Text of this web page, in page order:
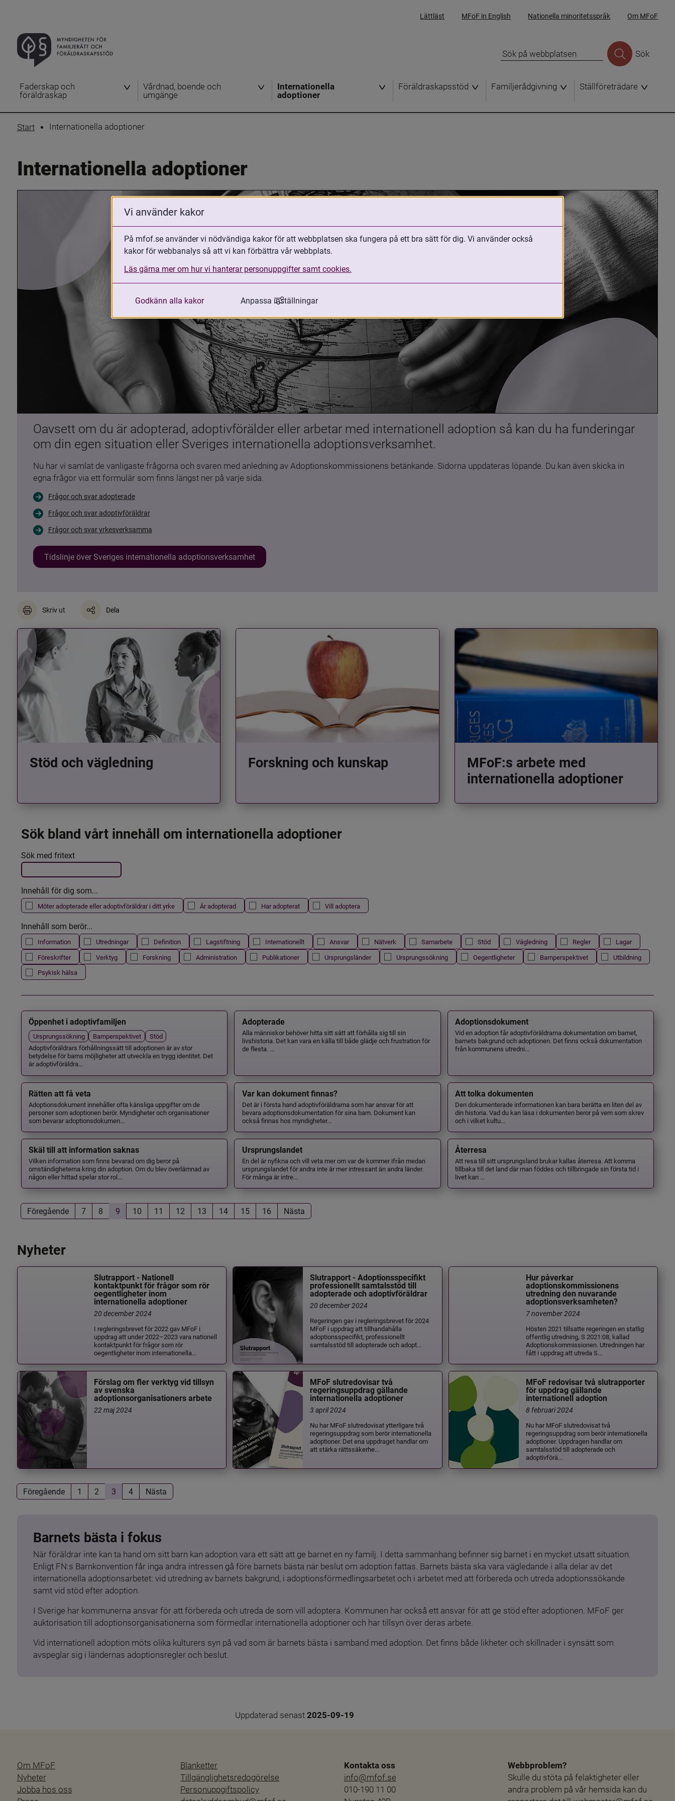
Lättläst MFoF in English Nationella minoritetsspråk Om MFoF
Sök
Faderskap och
föräldraskap
Vårdnad, boende och
umgänge
Internationella
adoptioner
Föräldraskapsstöd Familjerådgivning Ställföreträdare
Start Internationella adoptioner
Internationella adoptioner
Oavsett om du är adopterad, adoptivförälder eller arbetar med internationell adoption så kan du ha funderingar
om din egen situation eller Sveriges internationella adoptionsverksamhet.
Nu har vi samlat de vanligaste frågorna och svaren med anledning av Adoptionskommissionens betänkande. Sidorna uppdateras löpande. Du kan även skicka in
egna frågor via ett formulär som finns längst ner på varje sida.
Frågor och svar adopterade
Frågor och svar adoptivföräldrar
Frågor och svar yrkesverksamma
Tidslinje över Sveriges internationella adoptionsverksamhet
Skriv ut Dela
Stöd och vägledning Forskning och kunskap
MFoF:s arbete med
internationella adoptioner
Sök bland vårt innehåll om internationella adoptioner
Filtrera resultatet
Det här formuläret postas automatiskt
Sök med fritext
Innehåll för dig som...
Möter adopterade eller adoptivföräldrar i ditt yrke Är adopterad Har adopterat Vill adoptera
Innehåll som berör...
Information Utredningar Definition Lagstiftning Internationellt Ansvar Nätverk Samarbete Stöd Vägledning Regler
Lagar
Föreskrifter
Verktyg Forskning Administration Publikationer Ursprungsländer Ursprungssökning Oegentligheter Barnperspektivet
Utbildning
Psykisk hälsa
Öppenhet i adoptivfamiljen
Ursprungssökning Barnperspektivet
Stöd
Adoptivföräldrars förhållningssätt till adoptionen är av stor
betydelse för barns möjligheter att utveckla en trygg identitet. Det
är adoptivföräldra...
Adopterade
Alla människor behöver hitta sitt sätt att förhålla sig till sin
livshistoria. Det kan vara en källa till både glädje och frustration för
de flesta. ...
Adoptionsdokument
Vid en adoption får adoptivföräldrarna dokumentation om barnet,
barnets bakgrund och adoptionen. Det finns också dokumentation
från kommunens utredni...
Rätten att få veta
Adoptionsdokument innehåller ofta känsliga uppgifter om de
personer som adoptionen berör. Myndigheter och organisationer
som bevarar adoptionsdokumen...
Var kan dokument finnas?
Det är i första hand adoptivföräldrarna som har ansvar för att
bevara adoptionsdokumentation för sina barn. Dokument kan
också finnas hos myndigheter...
Att tolka dokumenten
Den dokumenterade informationen kan bara berätta en liten del av
din historia. Vad du kan läsa i dokumenten beror på vem som skrev
och i vilket kultu...
Skäl till att information saknas
Vilken information som finns bevarad om dig beror på
omständigheterna kring din adoption. Om du blev överlämnad av
någon eller hittad spelar stor rol...
Ursprungslandet
En del är nyfikna och vill veta mer om var de kommer ifrån medan
ursprungslandet för andra inte är mer intressant än andra länder.
För många är intre...
Återresa
Att resa till sitt ursprungsland brukar kallas återresa. Att komma
tillbaka till det land där man föddes och tillbringade sin första tid i
livet kan ...
Föregående 7 8 9 10 11 12 13 14 15 16 Nästa
Nyheter
Slutrapport - Nationell
kontaktpunkt för frågor som rör
oegentligheter inom
internationella adoptioner
20 december 2024
I regleringsbrevet för 2022 gav MFoF i
uppdrag att under 2022–2023 vara nationell
kontaktpunkt för frågor som rör
oegentligheter inom internationella...
Slutrapport - Adoptionsspecifikt
professionellt samtalsstöd till
adopterade och adoptivföräldrar
20 december 2024
Regeringen gav i regleringsbrevet för 2024
MFoF i uppdrag att tillhandahålla
adoptionsspecifikt, professionellt
samtalsstöd till adopterade och adopt...
Hur påverkar
adoptionskommissionens
utredning den nuvarande
adoptionsverksamheten?
7 november 2024
Hösten 2021 tillsatte regeringen en statlig
offentlig utredning, S 2021:08, kallad
Adoptionskommissionen. Utredningen har
fått i uppdrag att utreda S...
Förslag om fler verktyg vid tillsyn
av svenska
adoptionsorganisationers arbete
22 maj 2024
MFoF slutredovisar två
regeringsuppdrag gällande
internationella adoptioner
3 april 2024
Nu har MFoF slutredovisat ytterligare två
regeringsuppdrag som berör internationella
adoptioner. Det ena uppdraget handlar om
att stärka rättssäkerhe...
MFoF redovisar två slutrapporter
för uppdrag gällande
internationell adoption
8 februari 2024
Nu har MFoF slutredovisat två
regeringsuppdrag som berör internationella
adoptioner. Uppdragen handlar om
samtalsstöd till adopterade och
adoptivförä...
Föregående 1 2 3 4 Nästa
Barnets bästa i fokus
När föräldrar inte kan ta hand om sitt barn kan adoption vara ett sätt att ge barnet en ny familj. I detta sammanhang befinner sig barnet i en mycket utsatt situation.
Enligt FN:s Barnkonvention får inga andra intressen gå före barnets bästa när beslut om adoption fattas. Barnets bästa ska vara vägledande i alla delar av det
internationella adoptionsarbetet: vid utredning av barnets bakgrund, i adoptionsförmedlingsarbetet och i arbetet med att förbereda och utreda adoptionssökande
samt vid stöd efter adoption.
I Sverige har kommunerna ansvar för att förbereda och utreda de som vill adoptera. Kommunen har också ett ansvar för att ge stöd efter adoptionen. MFoF ger
auktorisation till adoptionsorganisationerna som förmedlar internationella adoptioner och har tillsyn över deras arbete.
Vid internationell adoption möts olika kulturers syn på vad som är barnets bästa i samband med adoption. Det finns både likheter och skillnader i synsätt som
avspeglar sig i ländernas adoptionsregler och beslut.
Uppdaterad senast 2025-09-19
Om MFoF
Nyheter
Jobba hos oss
Blanketter
Tillgänglighetsredogörelse
Personuppgiftspolicy
Kontakta oss
info@mfof.se
010-190 11 00
Webbproblem?
Skulle du stöta på felaktigheter eller
andra problem på vår hemsida kan du
Vi använder kakor
På mfof.se använder vi nödvändiga kakor för att webbplatsen ska fungera på ett bra sätt för dig. Vi använder också
kakor för webbanalys så att vi kan förbättra vår webbplats.
Läs gärna mer om hur vi hanterar personuppgifter samt cookies.
Godkänn alla kakor Anpassa inställningar